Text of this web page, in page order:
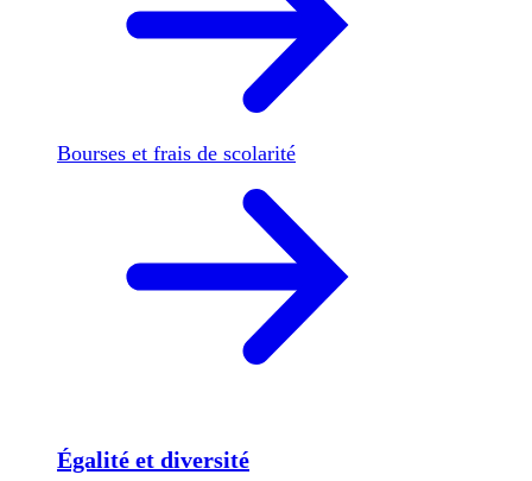
Bourses et frais de scolarité
Égalité et diversité